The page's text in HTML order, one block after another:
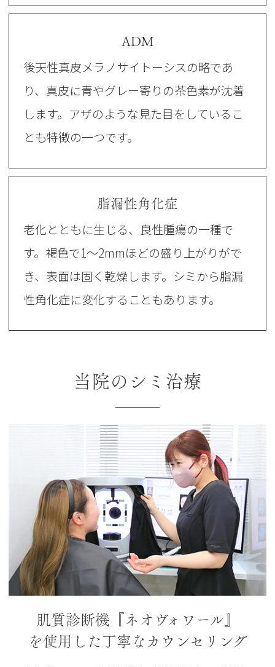
ADM
後天性真皮メラノサイトーシスの略であ
り、真皮に青やグレー寄りの茶色素が沈着
します。アザのような見た目をしているこ
とも特徴の一つです。
脂漏性角化症
老化とともに生じる、良性腫瘍の一種で
す。褐色で1～2mmほどの盛り上がりがで
き、表面は固く乾燥します。シミから脂漏
性角化症に変化することもあります。
当院のシミ治療
肌質診断機『ネオヴォワール』
を使用した 丁寧なカウンセリング